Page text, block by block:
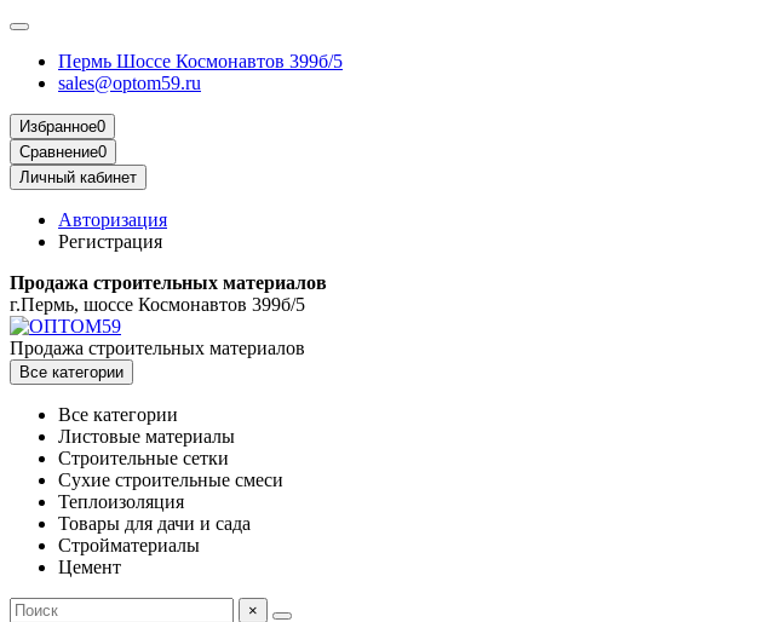
Пермь Шоссе Космонавтов 399б/5
sales@optom59.ru
Избранное0
Сравнение0
Личный кабинет
Авторизация
Регистрация
Продажа строительных материалов
г.Пермь, шоссе Космонавтов 399б/5
Продажа строительных материалов
Все категории
Все категории
Листовые материалы
Строительные сетки
Сухие строительные смеси
Теплоизоляция
Товары для дачи и сада
Стройматериалы
Цемент
×